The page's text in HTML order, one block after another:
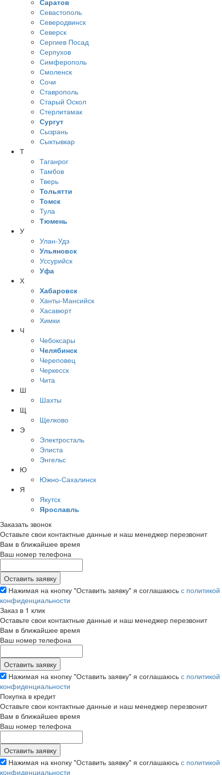
Саратов
Севастополь
Северодвинск
Северск
Сергиев Посад
Серпухов
Симферополь
Смоленск
Сочи
Ставрополь
Старый Оскол
Стерлитамак
Сургут
Сызрань
Сыктывкар
Т
Таганрог
Тамбов
Тверь
Тольятти
Томск
Тула
Тюмень
У
Улан-Удэ
Ульяновск
Уссурийск
Уфа
Х
Хабаровск
Ханты-Мансийск
Хасавюрт
Химки
Ч
Чебоксары
Челябинск
Череповец
Черкесск
Чита
Ш
Шахты
Щ
Щелково
Э
Электросталь
Элиста
Энгельс
Ю
Южно-Сахалинск
Я
Якутск
Ярославль
Заказать звонок
Оставьте свои контактные данные и наш менеджер перезвонит
Вам в ближайшее время
Ваш номер телефона
Нажимая на кнопку "Оставить заявку" я соглашаюсь с политикой
конфиденциальности
Заказ в 1 клик
Оставьте свои контактные данные и наш менеджер перезвонит
Вам в ближайшее время
Ваш номер телефона
Нажимая на кнопку "Оставить заявку" я соглашаюсь с политикой
конфиденциальности
Покупка в кредит
Оставьте свои контактные данные и наш менеджер перезвонит
Вам в ближайшее время
Ваш номер телефона
Нажимая на кнопку "Оставить заявку" я соглашаюсь с политикой
конфиденциальности